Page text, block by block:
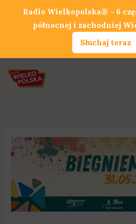
Radio Wielkopolska® - 6
północnej i zachodniej
Słuchaj teraz